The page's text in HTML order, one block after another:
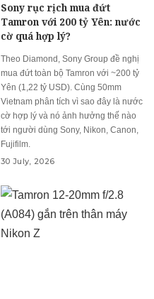
Sony rục rịch mua đứt
Tamron với 200 tỷ Yên: nước
cờ quá hợp lý?
Theo Diamond, Sony Group đề nghị
mua đứt toàn bộ Tamron với ~200 tỷ
Yên (1,22 tỷ USD). Cùng 50mm
Vietnam phân tích vì sao đây là nước
cờ hợp lý và nó ảnh hưởng thế nào
tới người dùng Sony, Nikon, Canon,
Fujifilm.
30 July, 2026